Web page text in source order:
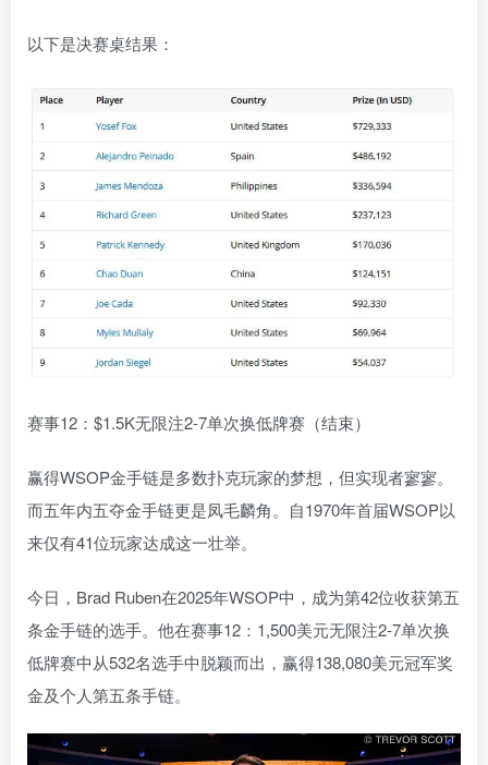
以下是决赛桌结果：
赛事12：$1.5K无限注2-7单次换低牌赛（结束）
赢得WSOP金手链是多数扑克玩家的梦想，但实现者寥寥。
而五年内五夺金手链更是凤毛麟角。自1970年首届WSOP以
来仅有41位玩家达成这一壮举。
今日，Brad Ruben在2025年WSOP中，成为第42位收获第五
条金手链的选手。他在赛事12：1,500美元无限注2-7单次换
低牌赛中从532名选手中脱颖而出，赢得138,080美元冠军奖
金及个人第五条手链。